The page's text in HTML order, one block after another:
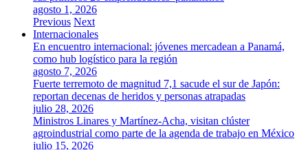
agosto 1, 2026
Previous Next
Internacionales
En encuentro internacional: jóvenes mercadean a Panamá,
como hub logístico para la región
agosto 7, 2026
Fuerte terremoto de magnitud 7,1 sacude el sur de Japón:
reportan decenas de heridos y personas atrapadas
julio 28, 2026
Ministros Linares y Martínez-Acha, visitan clúster
agroindustrial como parte de la agenda de trabajo en México
julio 15, 2026